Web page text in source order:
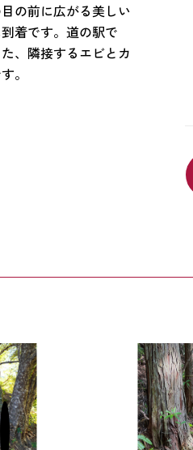
の前に広がる美しい
着です。道の駅で
、隣接するエビとカ
。
タオの峠